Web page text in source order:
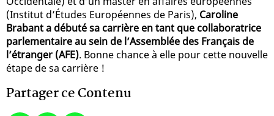
(Institut d’Études Européennes de Paris), Caroline
Brabant a débuté sa carrière en tant que collaboratrice
parlementaire au sein de l’Assemblée des Français de
l’étranger (AFE). Bonne chance à elle pour cette nouvelle
étape de sa carrière !
Partager ce Contenu